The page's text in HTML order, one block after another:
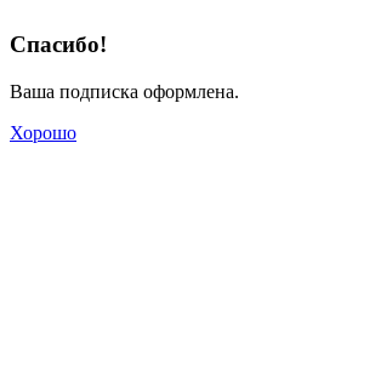
Спасибо!
Ваша подписка оформлена.
Хорошо